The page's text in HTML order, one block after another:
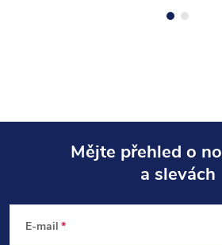
Mějte přehled o
a slevách
E-mail